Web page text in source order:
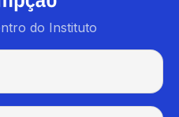
do Instituto